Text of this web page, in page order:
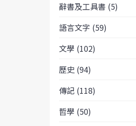
辭書及工具書 (5)
語言文字 (59)
文學 (102)
歷史 (94)
傳記 (118)
哲學 (50)